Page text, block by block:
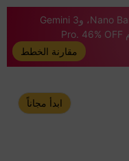
Claude Opus 4.6، وSora 2، وNano Banana Pro، وGemini 3
مقارنة الخطط
ابدأ مجاناً